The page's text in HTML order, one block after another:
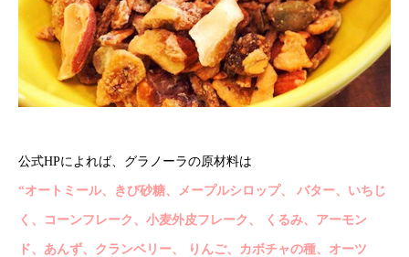
公式HPによれば、グラノーラの原材料は
“オートミール、きび砂糖、メープルシロップ、 バター、いちじ
く、コーンフレーク、小麦外皮フレーク、 くるみ、アーモン
ド、あんず、クランベリー、 りんご、カボチャの種、オーツ